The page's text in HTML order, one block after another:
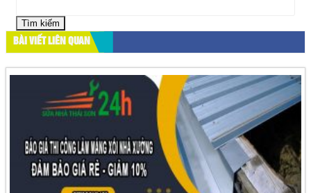
cho:
BÀI VIẾT LIÊN QUAN